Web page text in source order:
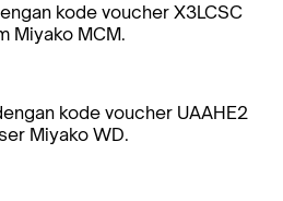
kode voucher X3LCSC
Miyako MCM.
kode voucher UAAHE2
Miyako WD.